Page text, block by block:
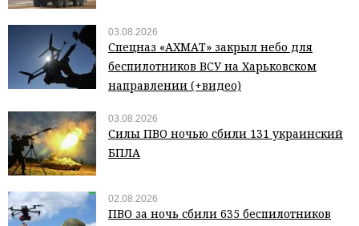
03.08.2026
Спецназ «АХМАТ» закрыл небо для
беспилотников ВСУ на Харьковском
направлении (+видео)
03.08.2026
Силы ПВО ночью сбили 131 украинский
БПЛА
02.08.2026
ПВО за ночь сбили 635 беспилотников